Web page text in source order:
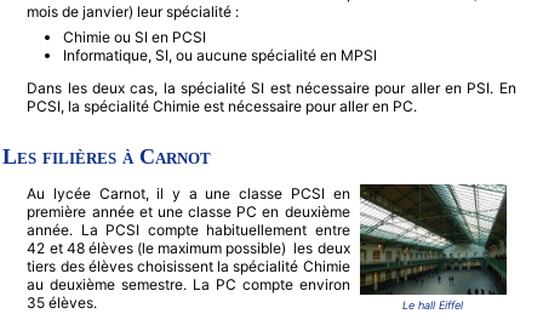
mois de janvier) leur spécialité :
Chimie ou SI en PCSI
Informatique, SI, ou aucune spécialité en MPSI
Dans les deux cas, la spécialité SI est nécessaire pour aller en PSI. En
PCSI, la spécialité Chimie est nécessaire pour aller en PC.
Les filières à Carnot
Le hall Eiffel
Au lycée Carnot, il y a une classe PCSI en
première année et une classe PC en deuxième
année. La PCSI compte habituellement entre
42 et 48 élèves (le maximum possible) les deux
tiers des élèves choisissent la spécialité Chimie
au deuxième semestre. La PC compte environ
35 élèves.